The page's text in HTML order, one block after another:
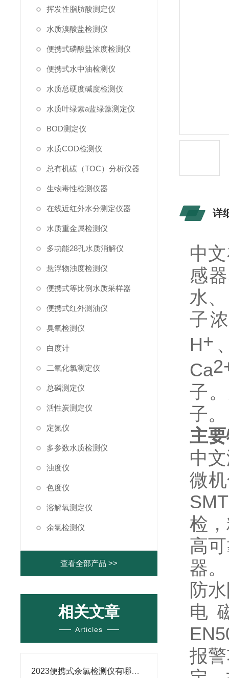
挥发性脂肪酸测定仪
水质溴酸盐检测仪
便携式磷酸盐浓度检测仪
便携式水中油检测仪
水质总硬度碱度检测仪
水质叶绿素a蓝绿藻测定仪
BOD测定仪
水质COD检测仪
总有机碳（TOC）分析仪器
生物毒性检测仪器
在线近红外水分测定仪器
水质重金属检测仪
多功能28孔水质消解仪
悬浮物浊度检测仪
便携式等比例水质采样器
便携式红外测油仪
臭氧检测仪
白度计
二氧化氯测定仪
总磷测定仪
活性炭测定仪
定氮仪
多参数水质检测仪
浊度仪
色度仪
溶解氧测定仪
余氯检测仪
查看全部产品 >>
相关文章
Articles
2023便携式余氯检测仪有哪些优势，水质检测设备【分析】
详
中
感
水
子
H+
Ca
子
子。
主
中
微
检
高
器。
防
电
报